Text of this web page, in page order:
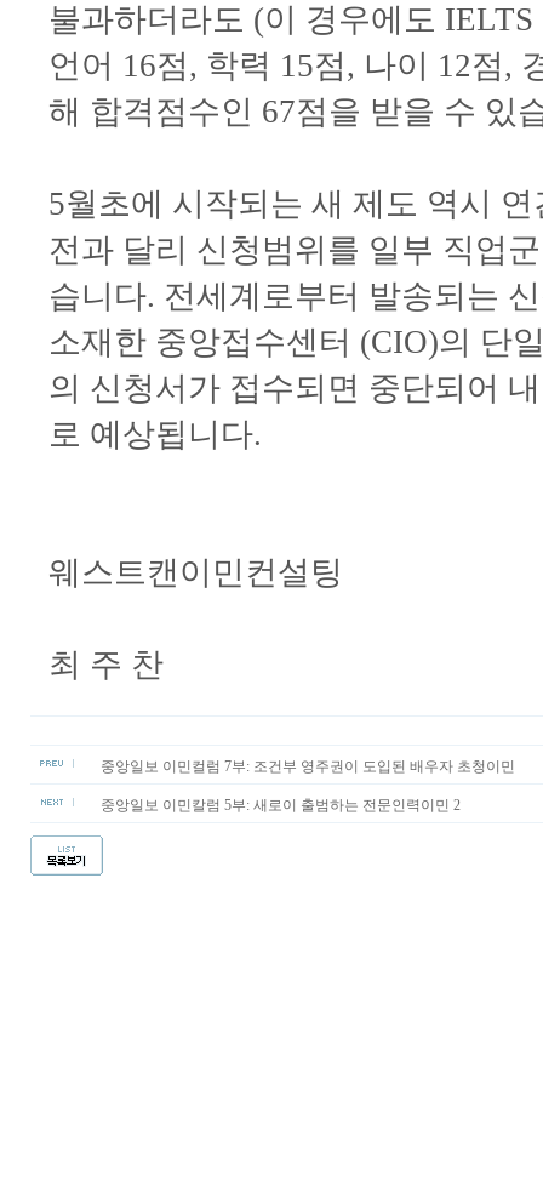
불과하더라도 (이 경우에도
언어 16점, 학력 15점, 나이 12점,
해 합격점수인 67점을 받을 수 있
5월초에 시작되는 새 제도 역시
전과 달리 신청범위를 일부 직업
습니다. 전세계로부터 발송되는
소재한 중앙접수센터 (CIO)의 단
의 신청서가 접수되면 중단되어
로 예상됩니다.
웨스트캔이민컨설팅
최 주 찬
중앙일보 이민컬럼 7부: 조건부 영주권이 도입된 배우자 초청이민
중앙일보 이민칼럼 5부: 새로이 출범하는 전문인력이민 2